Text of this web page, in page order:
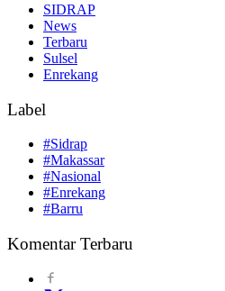
SIDRAP
News
Terbaru
Sulsel
Enrekang
Label
#Sidrap
#Makassar
#Nasional
#Enrekang
#Barru
Komentar Terbaru